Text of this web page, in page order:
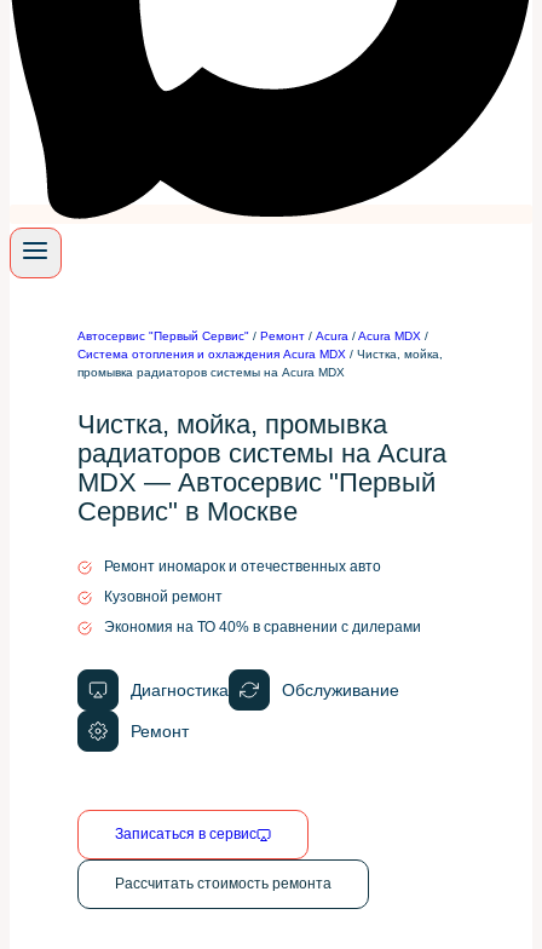
Автосервис "Первый Сервис" / Ремонт / Acura /Acura MDX /
Система отопления и охлаждения Acura MDX / Чистка, мойка,
промывка радиаторов системы на Acura MDX
Чистка, мойка, промывка
радиаторов системы на Acura
MDX — Автосервис "Первый
Сервис" в Москве
Ремонт иномарок и отечественных авто
Кузовной ремонт
Экономия на ТО 40% в сравнении с дилерами
Диагностика Обслуживание
Ремонт
Записаться в сервис
Рассчитать стоимость ремонта